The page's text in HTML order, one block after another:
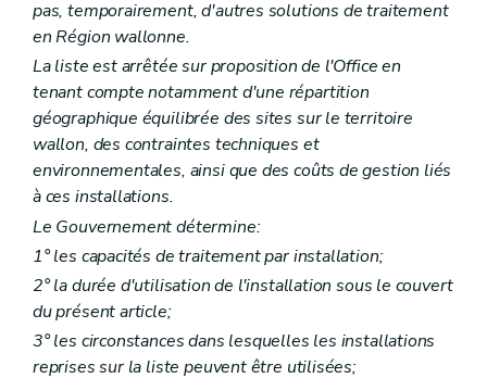
pas, temporairement, d'autres solutions de traitement
en Région wallonne.
La liste est arrêtée sur proposition de l'Office en
tenant compte notamment d'une répartition
géographique équilibrée des sites sur le territoire
wallon, des contraintes techniques et
environnementales, ainsi que des coûts de gestion liés
à ces installations.
Le Gouvernement détermine:
1° les capacités de traitement par installation;
2° la durée d'utilisation de l'installation sous le couvert
du présent article;
3° les circonstances dans lesquelles les installations
reprises sur la liste peuvent être utilisées;